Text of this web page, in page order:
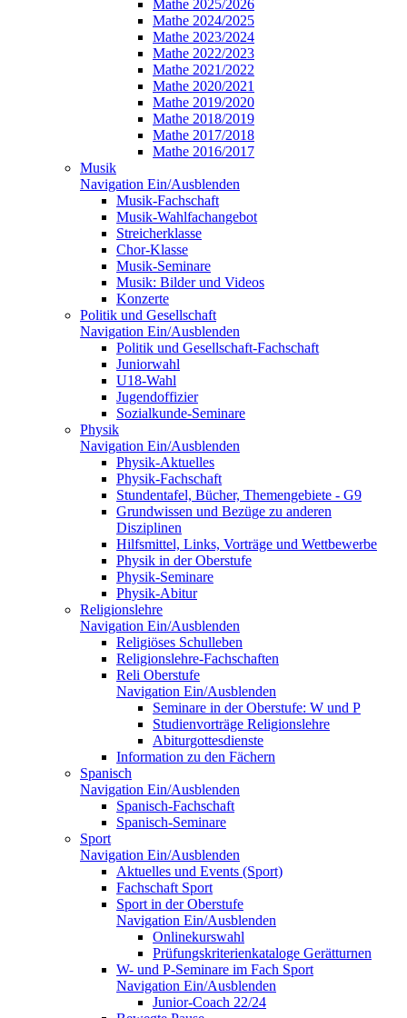
Mathe 2025/2026
Mathe 2024/2025
Mathe 2023/2024
Mathe 2022/2023
Mathe 2021/2022
Mathe 2020/2021
Mathe 2019/2020
Mathe 2018/2019
Mathe 2017/2018
Mathe 2016/2017
Musik
Navigation Ein/Ausblenden
Musik-Fachschaft
Musik-Wahlfachangebot
Streicherklasse
Chor-Klasse
Musik-Seminare
Musik: Bilder und Videos
Konzerte
Politik und Gesellschaft
Navigation Ein/Ausblenden
Politik und Gesellschaft-Fachschaft
Juniorwahl
U18-Wahl
Jugendoffizier
Sozialkunde-Seminare
Physik
Navigation Ein/Ausblenden
Physik-Aktuelles
Physik-Fachschaft
Stundentafel, Bücher, Themengebiete - G9
Grundwissen und Bezüge zu anderen
Disziplinen
Hilfsmittel, Links, Vorträge und Wettbewerbe
Physik in der Oberstufe
Physik-Seminare
Physik-Abitur
Religionslehre
Navigation Ein/Ausblenden
Religiöses Schulleben
Religionslehre-Fachschaften
Reli Oberstufe
Navigation Ein/Ausblenden
Seminare in der Oberstufe: W und P
Studienvorträge Religionslehre
Abiturgottesdienste
Information zu den Fächern
Spanisch
Navigation Ein/Ausblenden
Spanisch-Fachschaft
Spanisch-Seminare
Sport
Navigation Ein/Ausblenden
Aktuelles und Events (Sport)
Fachschaft Sport
Sport in der Oberstufe
Navigation Ein/Ausblenden
Onlinekurswahl
Prüfungskriterienkataloge Gerätturnen
W- und P-Seminare im Fach Sport
Navigation Ein/Ausblenden
Junior-Coach 22/24